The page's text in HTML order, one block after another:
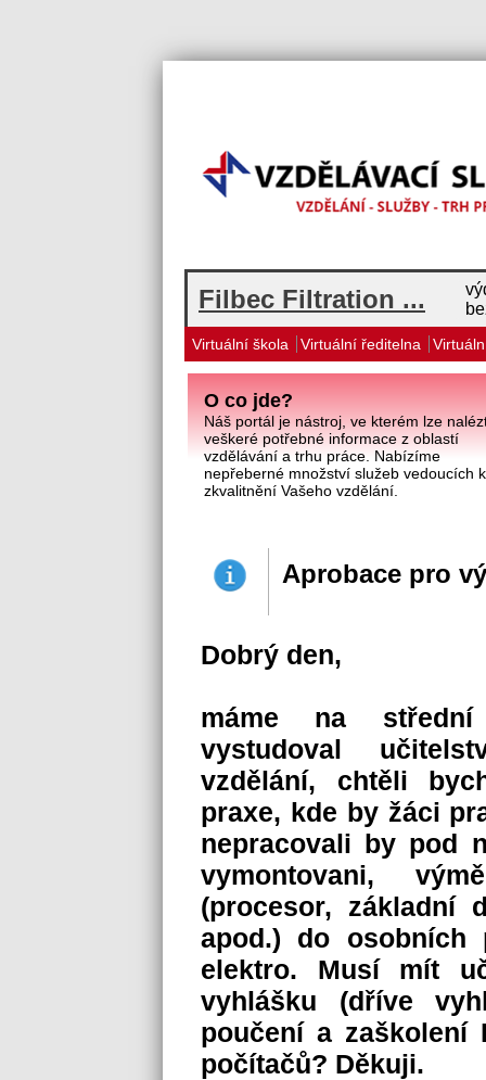
Filbec Filtration ...
Virtuální škola Virtuální ředitelna
O co jde?
Náš portál je nástroj, ve kterém lze
veškeré potřebné informace z oblastí
vzdělávání a trhu práce. Nabízíme
nepřeberné množství služeb vedoucích
zkvalitnění Vašeho vzdělání.
Aprobace pro
Dobrý den,
máme na
vystudoval
vzdělání, chtěli
praxe, kde by žáci
nepracovali by pod
vymontovani,
(procesor, základní
apod.) do osobních
elektro. Musí mít
vyhlášku (dříve
poučení a zaškolení
počítačů? Děkuji.